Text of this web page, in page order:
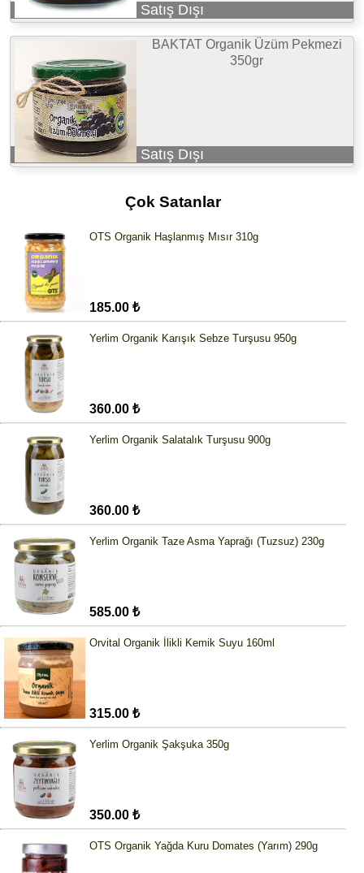
Satış Dışı
BAKTAT Organik Üzüm Pekmezi
350gr
Satış Dışı
Çok Satanlar
OTS Organik Haşlanmış Mısır 310g
185.00 ₺
Yerlim Organik Karışık Sebze Turşusu 950g
360.00 ₺
Yerlim Organik Salatalık Turşusu 900g
360.00 ₺
Yerlim Organik Taze Asma Yaprağı (Tuzsuz) 230g
585.00 ₺
Orvital Organik İlikli Kemik Suyu 160ml
315.00 ₺
Yerlim Organik Şakşuka 350g
350.00 ₺
OTS Organik Yağda Kuru Domates (Yarım) 290g